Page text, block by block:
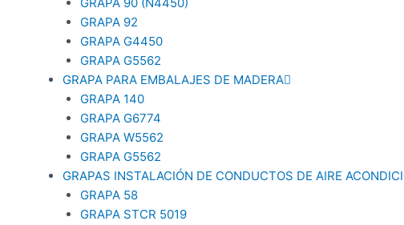
GRAPA 92
GRAPA G4450
GRAPA G5562
GRAPA PARA EMBALAJES DE MADERA
GRAPA 140
GRAPA G6774
GRAPA W5562
GRAPA G5562
GRAPAS INSTALACIÓN DE CONDUCTOS DE AIRE
GRAPA 58
GRAPA STCR 5019